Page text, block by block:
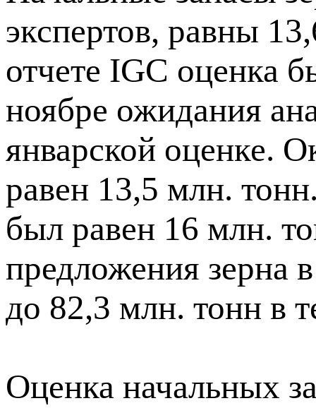
экспертов, равны
отчете IGC оценка
ноябре ожидания
январской оценке.
равен 13,5 млн.
был равен 16 млн.
предложения зерна
до 82,3 млн. тонн в
Оценка начальных